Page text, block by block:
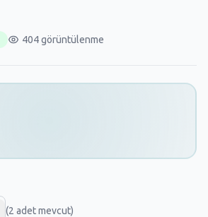
404 görüntülenme
(2 adet mevcut)